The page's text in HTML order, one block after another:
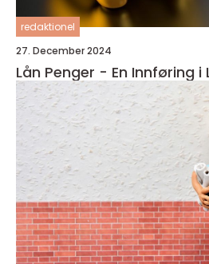
redaktionel
27. December 2024
Lån Penger - En Innføring i